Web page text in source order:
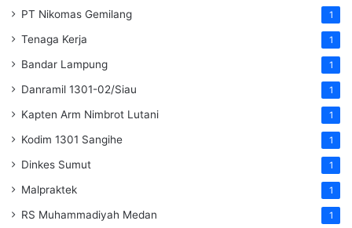
PT Nikomas Gemilang 1
Tenaga Kerja 1
Bandar Lampung 1
Danramil 1301-02/Siau 1
Kapten Arm Nimbrot Lutani 1
Kodim 1301 Sangihe 1
Dinkes Sumut 1
Malpraktek 1
RS Muhammadiyah Medan 1